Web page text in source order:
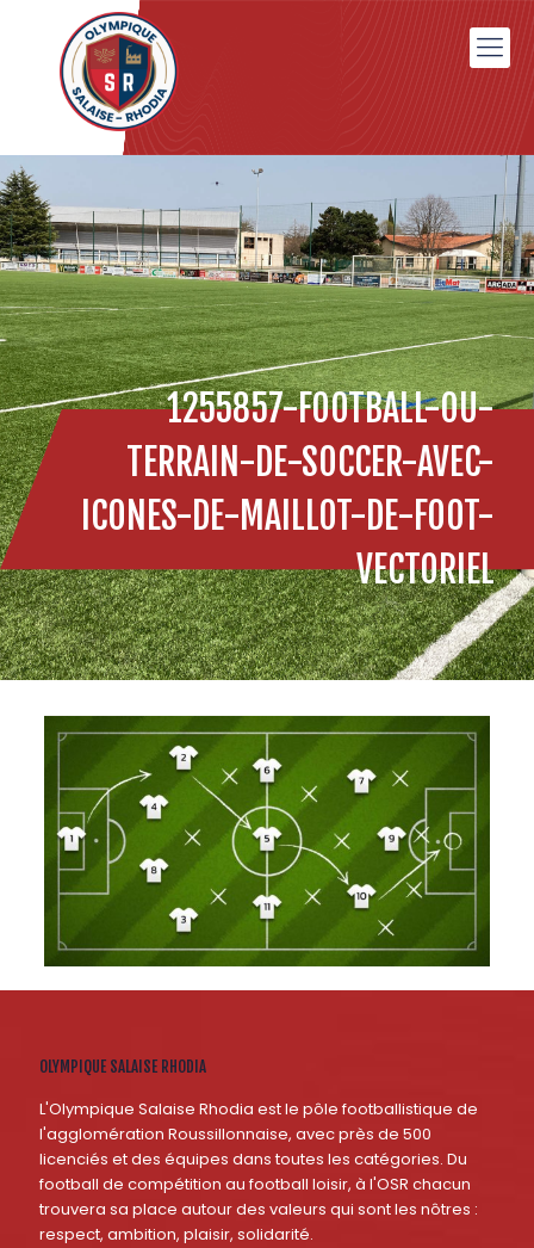
1255857-FOOTBALL-OU-
TERRAIN-DE-SOCCER-AVEC-
ICONES-DE-MAILLOT-DE-FOOT-
VECTORIEL
OLYMPIQUE SALAISE RHODIA
L'Olympique Salaise Rhodia est le pôle footballistique de
l'agglomération Roussillonnaise, avec près de 500
licenciés et des équipes dans toutes les catégories. Du
football de compétition au football loisir, à l'OSR chacun
trouvera sa place autour des valeurs qui sont les nôtres :
respect, ambition, plaisir, solidarité.